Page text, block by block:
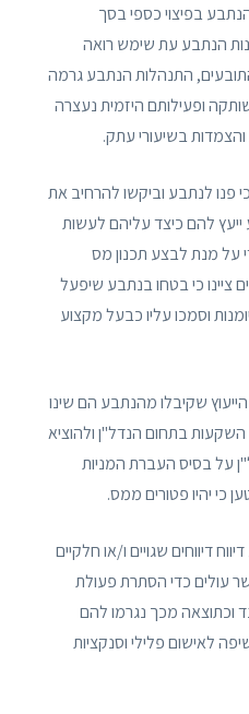
בפיצוי כספי בסך
הנתבע עת שימש רואה
התנהלות הנתבע גרמה
ופעילותם היזמית נעצרה
בשיעורי עתק.
כי פנו לנתבע וביקשו להרחיב את
להם כיצד עליהם לעשות
על מנת לבצע תכנון מס
ציינו כי בטחו בנתבע שיפעל
וסמכו עליו כבעל מקצוע
הייעוץ שקיבלו מהנתבע הם שינו
בתחום הנדל"ן ולהוציא
על בסיס העברת המניות
כי יהיו פטורים ממס.
דיווחים שגויים ו/או חלקיים
עולים כדי הסתרת פעולת
וכתוצאה מכך נגרמו להם
לאישום פלילי וסנקציות